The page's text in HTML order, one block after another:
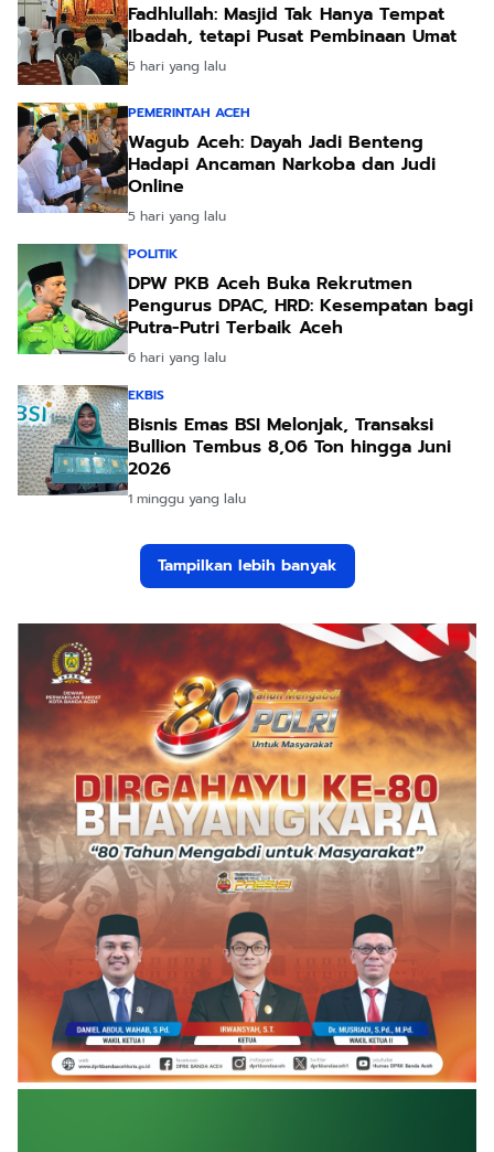
Fadhlullah: Masjid Tak Hanya Tempat
Ibadah, tetapi Pusat Pembinaan Umat
5 hari yang lalu
PEMERINTAH ACEH
Wagub Aceh: Dayah Jadi Benteng
Hadapi Ancaman Narkoba dan Judi
Online
5 hari yang lalu
POLITIK
DPW PKB Aceh Buka Rekrutmen
Pengurus DPAC, HRD: Kesempatan bagi
Putra-Putri Terbaik Aceh
6 hari yang lalu
EKBIS
Bisnis Emas BSI Melonjak, Transaksi
Bullion Tembus 8,06 Ton hingga Juni
2026
1 minggu yang lalu
Tampilkan lebih banyak